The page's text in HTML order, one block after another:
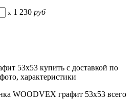
x 1 230 руб
53х53 купить с доставкой по
характеристики
WOODVEX графит 53х53 всего